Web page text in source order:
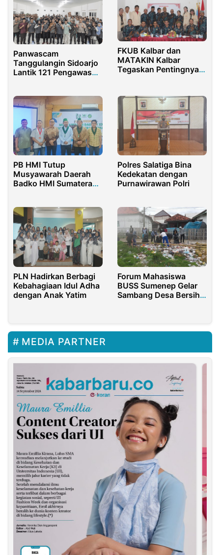
Panwascam
Tanggulangin Sidoarjo
Lantik 121 Pengawas
FKUB Kalbar dan
MATAKIN Kalbar
Tegaskan Pentingnya
PB HMI Tutup
Musyawarah Daerah
Badko HMI Sumatera
Polres Salatiga Bina
Kedekatan dengan
Purnawirawan Polri
PLN Hadirkan Berbagi
Kebahagiaan Idul Adha
dengan Anak Yatim
Forum Mahasiswa
BUSS Sumenep Gelar
Sambang Desa Bersih
MEDIA PARTNER